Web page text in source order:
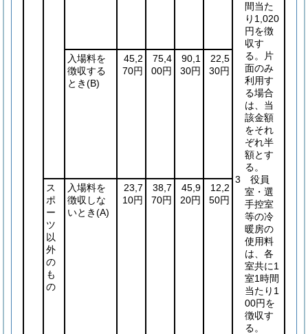
間当た
り1,020
円を徴
収す
る。片
面のみ
利用す
る場合
は、当
該金額
をそれ
ぞれ半
額とす
る。
3 役員
室・選
手控室
等の冷
暖房の
使用料
は、各
室共に1
室1時間
当たり1
00円を
徴収す
る。
入場料を
徴収する
とき(B)
45,2
70円
75,4
00円
90,1
30円
22,5
30円
ス
ポ
ー
ツ
以
外
の
も
の
入場料を
徴収しな
いとき(A)
23,7
10円
38,7
70円
45,9
20円
12,2
50円